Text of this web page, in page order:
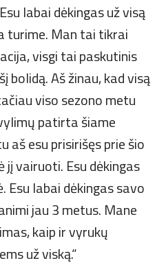
labai dėkingas už visą
turime. Man tai tikrai
visgi tai paskutinis
bolidą. Aš žinau, kad visą
viso sezono metu
patirta šiame
aš esu prisirišęs prie šio
jį vairuoti. Esu dėkingas
Esu labai dėkingas savo
jau 3 metus. Mane
kaip ir vyrukų
už viską.“